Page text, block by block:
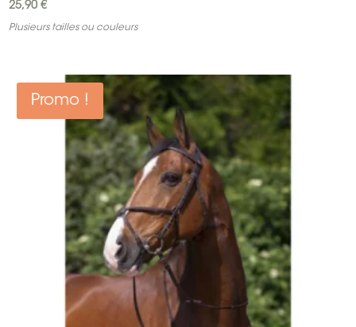
25,90€
Plusieurs tailles ou couleurs
Promo !